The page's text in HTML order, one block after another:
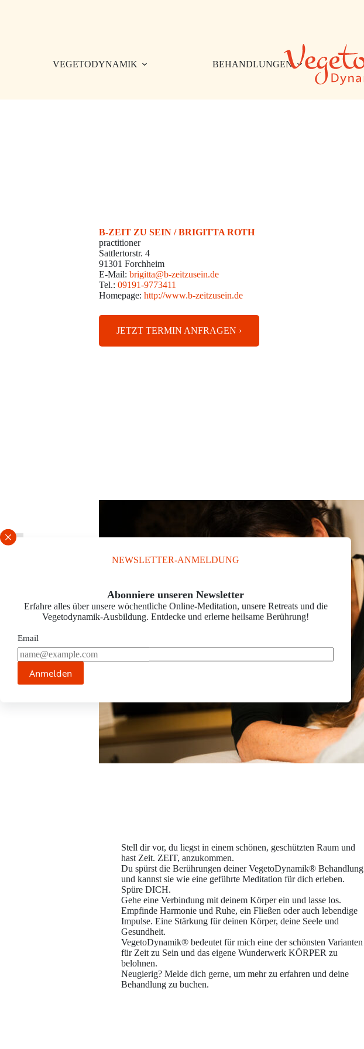
Schrift vergrößern
NEWSLETTER-ANMELDUNG
Abonniere unseren Newsletter
Erfahre alles über unsere wöchentliche Online-Meditation, unsere Retreats und die
Vegetodynamik-Ausbildung. Entdecke und erlerne heilsame Berührung!
Email
Anmelden
VEGETODYNAMIK BEHANDLUNGEN
B-ZEIT ZU SEIN / BRIGITTA ROTH
practitioner
Sattlertorstr. 4
91301 Forchheim
E-Mail: brigitta@b-zeitzusein.de
Tel.: 09191-9773411
Homepage: http://www.b-zeitzusein.de
JETZT TERMIN ANFRAGEN ›
Stell dir vor, du liegst in einem schönen, geschützten Raum und
hast Zeit. ZEIT, anzukommen.
Du spürst die Berührungen deiner VegetoDynamik® Behandlung
und kannst sie wie eine geführte Meditation für dich erleben.
Spüre DICH.
Gehe eine Verbindung mit deinem Körper ein und lasse los.
Empfinde Harmonie und Ruhe, ein Fließen oder auch lebendige
Impulse. Eine Stärkung für deinen Körper, deine Seele und
Gesundheit.
VegetoDynamik® bedeutet für mich eine der schönsten Varianten
für Zeit zu Sein und das eigene Wunderwerk KÖRPER zu
belohnen.
Neugierig? Melde dich gerne, um mehr zu erfahren und deine
Behandlung zu buchen.